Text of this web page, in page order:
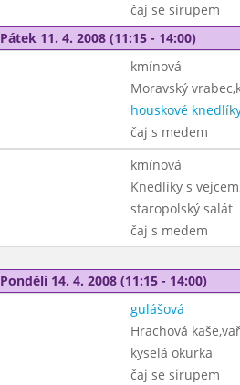
čaj se sirupem
Pátek 11. 4. 2008 (11:15 - 14:00)
kmínová
Moravský
houskové
čaj s medem
kmínová
Knedlíky s
staropolský salát
čaj s medem
Pondělí 14. 4. 2008 (11:15 - 14:00)
gulášová
Hrachová
kyselá okurka
čaj se sirupem